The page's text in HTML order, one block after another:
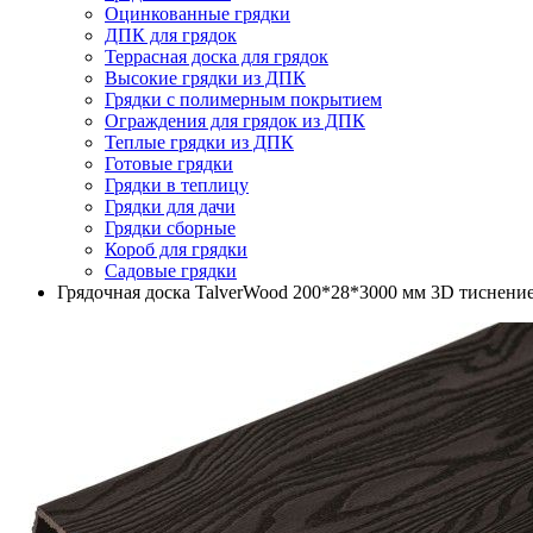
Оцинкованные грядки
ДПК для грядок
Террасная доска для грядок
Высокие грядки из ДПК
Грядки с полимерным покрытием
Ограждения для грядок из ДПК
Теплые грядки из ДПК
Готовые грядки
Грядки в теплицу
Грядки для дачи
Грядки сборные
Короб для грядки
Садовые грядки
Грядочная доска TalverWood 200*28*3000 мм 3D